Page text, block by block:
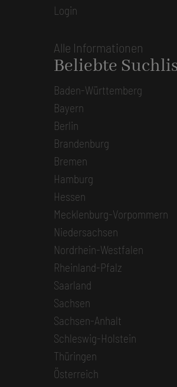
Login
Alle Informationen
Beliebte
Baden-Württemberg
Bayern
Berlin
Brandenburg
Bremen
Hamburg
Hessen
Mecklenburg-Vorpommern
Niedersachsen
Nordrhein-Westfalen
Rheinland-Pfalz
Saarland
Sachsen
Sachsen-Anhalt
Schleswig-Holstein
Thüringen
Österreich